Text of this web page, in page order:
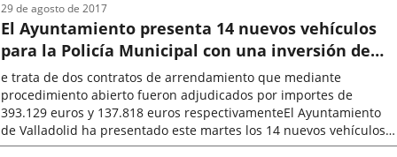
El Ayuntamiento presenta 14 nuevos vehículos
para la Policía Municipal con una inversión de
530.947 euros
e trata de dos contratos de arrendamiento que mediante
procedimiento abierto fueron adjudicados por importes de
393.129 euros y 137.818 euros respectivamenteEl Ayuntamiento
de Valladolid ha presentado este martes los 14 nuevos vehículos
de los que dispone desde...
29 de agosto de 2017